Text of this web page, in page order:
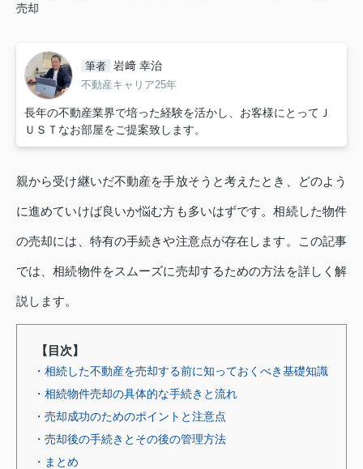
売却
筆者 岩﨑 幸治
不動産キャリア25年
長年の不動産業界で培った経験を活かし、お客様にとってＪ
ＵＳＴなお部屋をご提案致します。
親から受け継いだ不動産を手放そうと考えたとき、どのよう
に進めていけば良いか悩む方も多いはずです。相続した物件
の売却には、特有の手続きや注意点が存在します。この記事
では、相続物件をスムーズに売却するための方法を詳しく解
説します。
【目次】
・相続した不動産を売却する前に知っておくべき基礎知識
・相続物件売却の具体的な手続きと流れ
・売却成功のためのポイントと注意点
・売却後の手続きとその後の管理方法
・まとめ